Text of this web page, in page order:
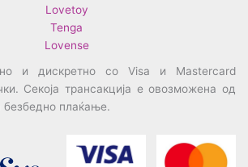
Lovetoy
Tenga
Lovense
и дискретно со Visa и Mastercard
Секоја трансакција е овозможена од
безбедно плаќање.